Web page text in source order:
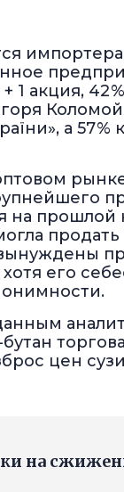
1 акция, 42
а 57
рынке
на
продать
его
цен
на